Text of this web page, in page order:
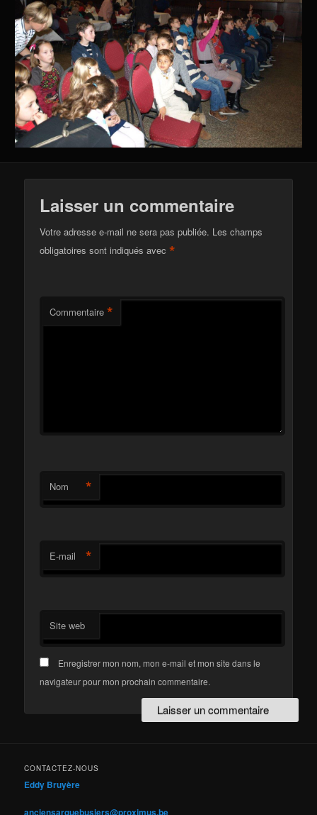
Laisser un commentaire
Votre adresse e-mail ne sera pas publiée. Les champs
obligatoires sont indiqués avec*
Commentaire *
Nom *
E-mail *
Site web
Enregistrer mon nom, mon e-mail et mon site dans le
navigateur pour mon prochain commentaire.
CONTACTEZ-NOUS
Eddy Bruyère
anciensarquebusiers@proximus.be